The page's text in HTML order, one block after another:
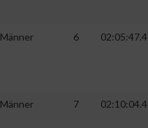
Männer 6 02:05:47.4
Männer 7 02:10:04.4